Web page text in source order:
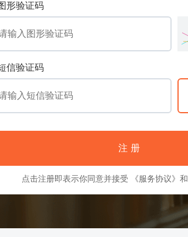
形验证码
信验证码
注册
点击注册即表示你同意并接受 《服务协议》 和